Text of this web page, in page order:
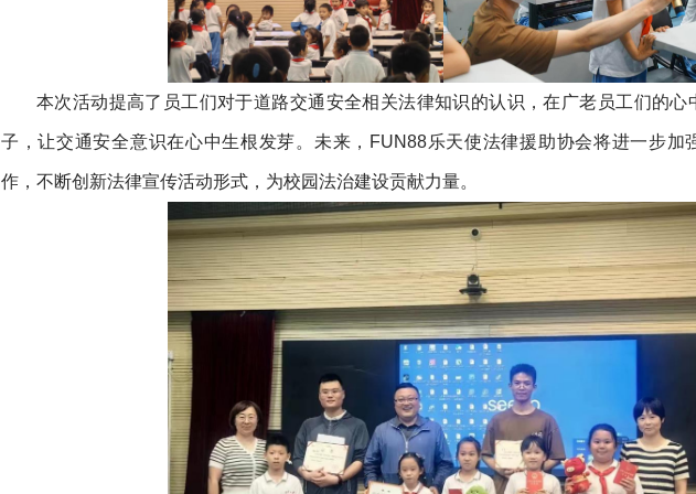
本次活动提高了员工们对于道路交通安全相关法律知识的认识，在广老员工们的心
子，让交通安全意识在心中生根发芽。未来，FUN88乐天使法律援助协会将进一步加
作，不断创新法律宣传活动形式，为校园法治建设贡献力量。